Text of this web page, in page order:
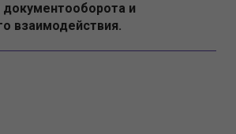
документооборота и
взаимодействия.